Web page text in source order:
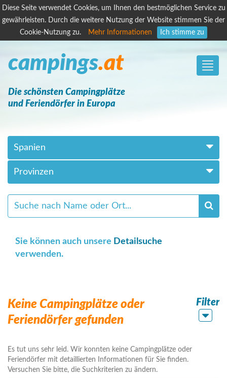
Diese Seite verwendet Cookies, um Ihnen den bestmöglichen Service zu
gewährleisten. Durch die weitere Nutzung der Website stimmen Sie der
Cookie-Nutzung zu.
Mehr Informationen Ich stimme zu
Toggle
campings.at
Die schönsten Campingplätze
und Feriendörfer in Europa
Spanien
Provinzen
Sie können auch unsere Detailsuche
verwenden.
Keine Campingplätze oder
Feriendörfer gefunden
Filter
Es tut uns sehr leid. Wir konnten keine Campingplätze oder
Feriendörfer mit detaillierten Informationen für Sie finden.
Versuchen Sie bitte, die Suchkriterien zu ändern.